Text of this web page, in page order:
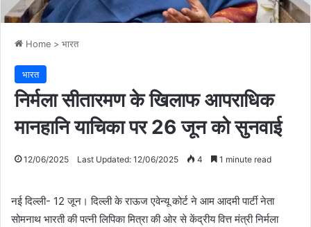
Home > भारत
भारत
निर्मला सीतारमण के खिलाफ आपराधिक
मानहानि याचिका पर 26 जून को सुनवाई
12/06/2025 Last Updated: 12/06/2025 4 1 minute read
नई दिल्ली- 12 जून। दिल्ली के राऊज एवेन्यू कोर्ट ने आम आदमी पार्टी नेता
सोमनाथ भारती की पत्नी लिपिका मित्रा की ओर से केंद्रीय वित्त मंत्री निर्मला